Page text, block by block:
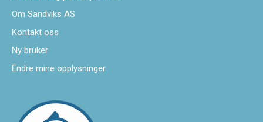
Om Sandviks AS
Kontakt oss
Ny bruker
Endre mine opplysninger